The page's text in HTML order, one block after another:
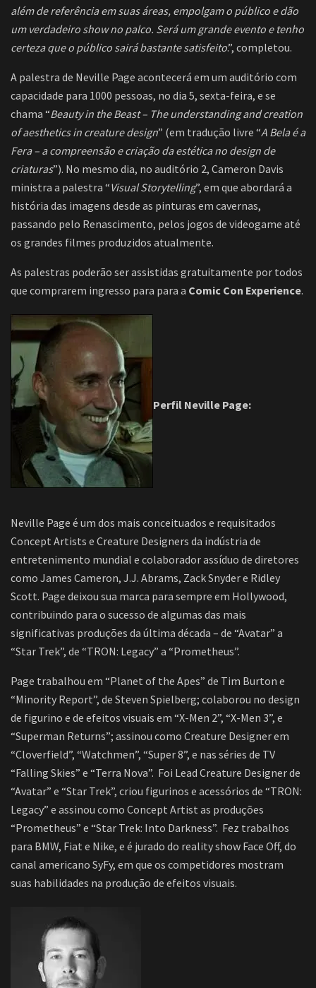
além de referência em suas áreas, empolgam o público e dão
um verdadeiro show no palco. Será um grande evento e tenho
certeza que o público sairá bastante satisfeito.”, completou.
A palestra de Neville Page acontecerá em um auditório com
capacidade para 1000 pessoas, no dia 5, sexta-feira, e se
chama “Beauty in the Beast – The understanding and creation
of aesthetics in creature design” (em tradução livre “A Bela é a
Fera – a compreensão e criação da estética no design de
criaturas”). No mesmo dia, no auditório 2, Cameron Davis
ministra a palestra “Visual Storytelling”, em que abordará a
história das imagens desde as pinturas em cavernas,
passando pelo Renascimento, pelos jogos de videogame até
os grandes filmes produzidos atualmente.
As palestras poderão ser assistidas gratuitamente por todos
que comprarem ingresso para para a Comic Con Experience.
Perfil Neville Page:
Neville Page é um dos mais conceituados e requisitados
Concept Artists e Creature Designers da indústria de
entretenimento mundial e colaborador assíduo de diretores
como James Cameron, J.J. Abrams, Zack Snyder e Ridley
Scott. Page deixou sua marca para sempre em Hollywood,
contribuindo para o sucesso de algumas das mais
significativas produções da última década – de “Avatar” a
“Star Trek”, de “TRON: Legacy” a “Prometheus”.
Page trabalhou em “Planet of the Apes” de Tim Burton e
“Minority Report”, de Steven Spielberg; colaborou no design
de figurino e de efeitos visuais em “X-Men 2”, “X-Men 3”, e
“Superman Returns”; assinou como Creature Designer em
“Cloverfield”, “Watchmen”, “Super 8”, e nas séries de TV
“Falling Skies” e “Terra Nova”. Foi Lead Creature Designer de
“Avatar” e “Star Trek”, criou figurinos e acessórios de “TRON:
Legacy” e assinou como Concept Artist as produções
“Prometheus” e “Star Trek: Into Darkness”. Fez trabalhos
para BMW, Fiat e Nike, e é jurado do reality show Face Off, do
canal americano SyFy, em que os competidores mostram
suas habilidades na produção de efeitos visuais.